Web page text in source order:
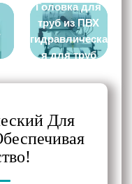
Головка для
труб из ПВХ
гидравлическа
я для труб
Для